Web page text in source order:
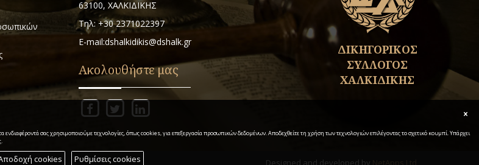
63100, ΧΑΛΚΙΔΙΚΗΣ
Τηλ: +30 2371022397
E-mail:dshalkidikis@dshalk.gr
Ακολουθήστε μας
ΔΙΚΗΓΟΡΙΚΟΣ
ΣΥΛΛΟΓΟΣ
ΧΑΛΚΙΔΙΚΗΣ
Designed and developed by NetApps Ltd
σας χρησιμοποιούμε τεχνολογίες, όπως cookies, για επεξεργασία προσωπικών δεδομένων. Αποδεχθείτε τη χρήση των τεχνολογιών επιλέγοντας το σχετικό κουμπί. Υπάρχει
cookies Ρυθμίσεις cookies